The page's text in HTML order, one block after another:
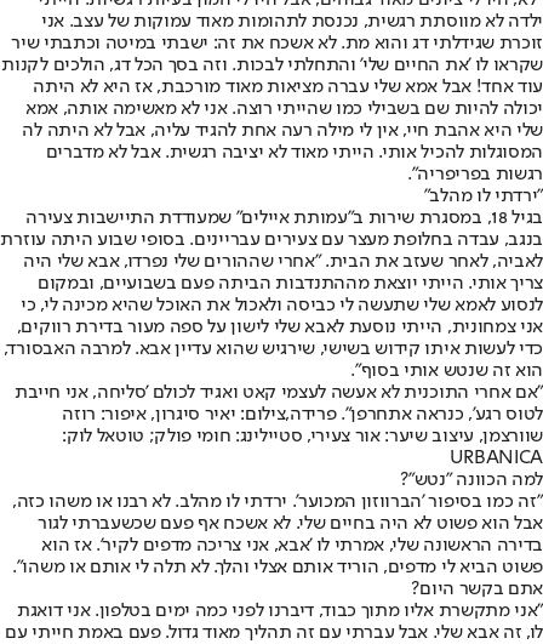
ילדה לא מווסתת רגשית, נכנסת לתהומות מאוד עמוקות של עצב. אני
זוכרת שגידלתי דג והוא מת. לא אשכח את זה: ישבתי במיטה וכתבתי שיר
שקראו לו 'את החיים שלי' והתחלתי לבכות. וזה בסך הכל דג, הולכים לקנות
עוד אחד! אבל אמא שלי עברה מציאות מאוד מורכבת, אז היא לא היתה
יכולה להיות שם בשבילי כמו שהייתי רוצה. אני לא מאשימה אותה, אמא
שלי היא אהבת חיי, אין לי מילה רעה אחת להגיד עליה, אבל לא היתה לה
המסוגלות להכיל אותי. הייתי מאוד לא יציבה רגשית. אבל לא מדברים
רגשות בפריפריה".
"ירדתי לו מהלב"
בגיל 18, במסגרת שירות ב"עמותת איילים" שמעודדת התיישבות צעירה
בנגב, עבדה בחלופת מעצר עם צעירים עבריינים. בסופי שבוע היתה עוזרת
לאביה, לאחר שעזב את הבית. "אחרי שההורים שלי נפרדו, אבא שלי היה
צריך אותי. הייתי יוצאת מההתנדבות הביתה פעם בשבועיים, ובמקום
לנסוע לאמא שלי שתעשה לי כביסה ולאכול את האוכל שהיא מכינה לי, כי
אני צמחונית, הייתי נוסעת לאבא שלי לישון על ספה מעור בדירת רווקים,
כדי לעשות איתו קידוש בשישי, שירגיש שהוא עדיין אבא. למרבה האבסורד,
הוא זה שנטש אותי בסוף".
"אם אחרי התוכנית לא אעשה לעצמי קאט ואגיד לכולם 'סליחה, אני חייבת
לטוס רגע', כנראה אתחרפן". פרידה,צילום: יאיר סיגרון, איפור: רוזה
שוורצמן, עיצוב שיער: אור צעירי, סטיילינג: חומי פולק; טוטאל לוק:
URBANICA
למה הכוונה "נטש"?
"זה כמו בסיפור 'הברווזון המכוער'. ירדתי לו מהלב. לא רבנו או משהו כזה,
אבל הוא פשוט לא היה בחיים שלי. לא אשכח אף פעם שכשעברתי לגור
בדירה הראשונה שלי, אמרתי לו 'אבא, אני צריכה מדפים לקיר'. אז הוא
פשוט הביא לי מדפים, הוריד אותם אצלי והלך. לא תלה לי אותם או משהו".
אתם בקשר היום?
"אני מתקשרת אליו מתוך כבוד, דיברנו לפני כמה ימים בטלפון. אני דואגת
לו, זה אבא שלי. אבל עברתי עם זה תהליך מאוד גדול. פעם באמת חייתי עם